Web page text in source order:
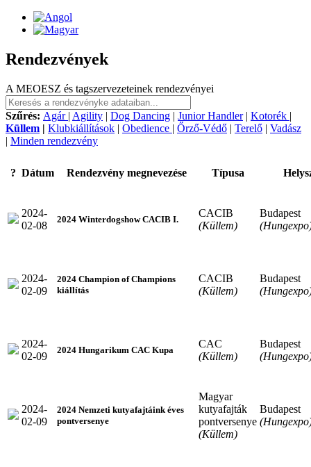
Rendezvények
A MEOESZ és tagszervezeteinek rendezvényei
Szűrés: Agár | Agility | Dog Dancing | Junior Handler| Kotorék |
Küllem | Klubkiállítások | Obedience | Őrző-Védő | Terelő | Vadász
| Minden rendezvény
? Dátum Rendezvény megnevezése Típusa
2024-
02-08
2024 Winterdogshow CACIB I.
CACIB
(Küllem)
Budapest
2024-
02-09
2024 Champion of Champions
kiállítás
CACIB
(Küllem)
Budapest
2024-
02-09
2024 Hungarikum CAC Kupa
CAC
(Küllem)
Budapest
2024-
02-09
2024 Nemzeti kutyafajtáink éves
pontversenye
Magyar
kutyafajták
pontversenye
(Küllem)
Budapest